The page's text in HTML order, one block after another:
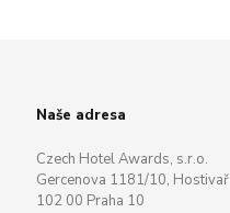
Naše adresa
Czech Hotel Awards, s.r.o.
Gercenova 1181/10, Hostivař
102 00 Praha 10